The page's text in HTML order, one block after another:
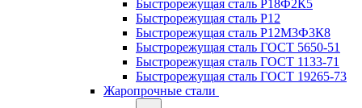
Быстрорежущая сталь Р18Ф2К5
Быстрорежущая сталь Р12
Быстрорежущая сталь Р12М3Ф3К8
Быстрорежущая сталь ГОСТ 5650-51
Быстрорежущая сталь ГОСТ 1133-71
Быстрорежущая сталь ГОСТ 19265-73
Жаропрочные стали